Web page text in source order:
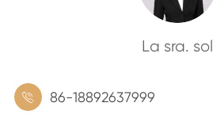
La sra. sol
 86-18892637999